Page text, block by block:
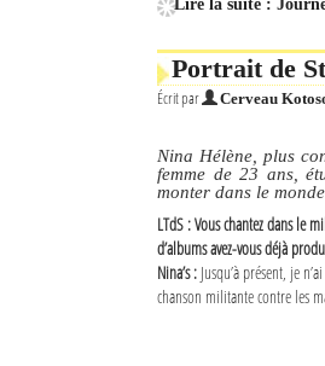
Lire la suite :
Portrait de
Écrit par Cerveau
Nina Hélène, plus
femme de 23 ans,
monter dans le
LTdS : Vous chantez dans le
d’albums avez-vous déjà
Nina’s : Jusqu’à présent, je
chanson militante contre les